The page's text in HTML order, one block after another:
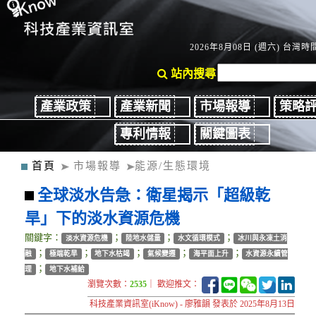
2026年8月08日 (週六) 台灣時
站內搜尋
產業政策 產業新聞 市場報導
策略
專利情報
關鍵圖表
首頁 市場報導 能源/生態環境
全球淡水告急：衛星揭示「超級乾
旱」下的淡水資源危機
關鍵字： 淡水資源危機 ； 陸地水儲量 ； 水文循環模式 ； 冰川與永凍土消
融 ； 極端乾旱 ； 地下水枯竭 ； 氣候變遷 ； 海平面上升 ；
水資源永續管
理
； 地下水補給
瀏覽次數：2535 ｜ 歡迎推文：
科技產業資訊室(iKnow) - 廖雅韻 發表於 2025年8月13日